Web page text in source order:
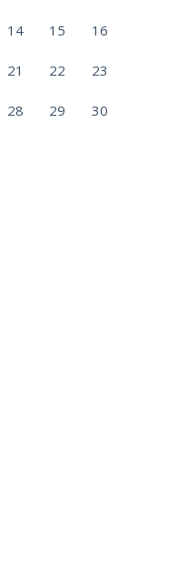
14 15 16
21 22 23
28 29 30